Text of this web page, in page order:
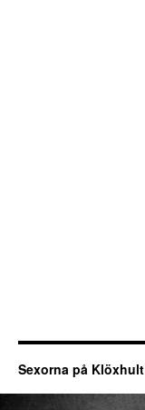
Sexorna på Klöxhult